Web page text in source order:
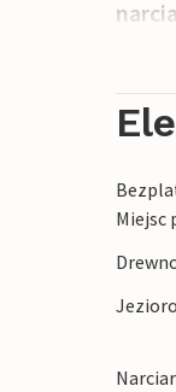
jak
Miejsc
Jezioro